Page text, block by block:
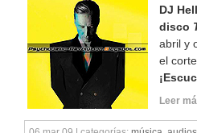
DJ
disco
abril y
el
Leer